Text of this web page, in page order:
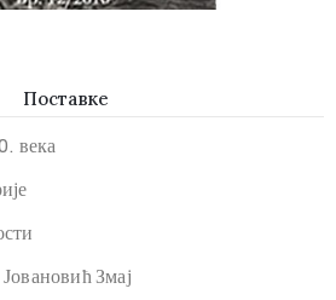
Поставке
века
Змај